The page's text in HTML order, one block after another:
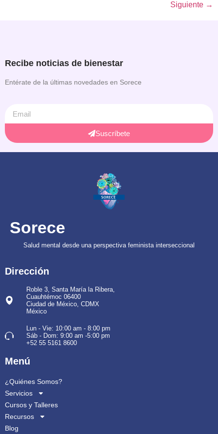
Siguiente →
Recibe noticias de bienestar
Entérate de la últimas novedades en Sorece
Suscríbete
Sorece
Salud mental desde una perspectiva feminista interseccional
Dirección
Roble 3, Santa María la Ribera,
Cuauhtémoc 06400
Ciudad de México, CDMX
México
Lun - Vie: 10:00 am - 8:00 pm
Sáb - Dom: 9:00 am -5:00 pm
+52 55 5161 8600
Menú
¿Quiénes Somos?
Servicios
Cursos y Talleres
Recursos
Blog